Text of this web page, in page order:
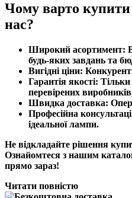
Чому варто купити
нас?
Широкий асортимент:
будь-яких завдань та
Вигідні ціни:
Гарантія якості: Тільки
перевірених
Швидка доставка:
Професійна
ідеальної лампи.
Не відкладайте рішення
Ознайомтеся з нашим
прямо зараз!
Читати повністю